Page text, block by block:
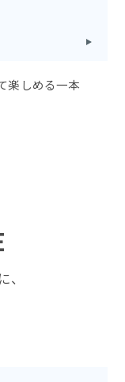
楽しめる一本